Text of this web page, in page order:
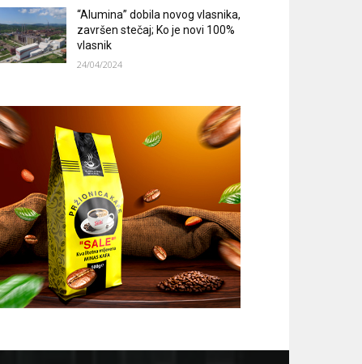
“Alumina” dobila novog vlasnika,
završen stečaj; Ko je novi 100%
vlasnik
24/04/2024